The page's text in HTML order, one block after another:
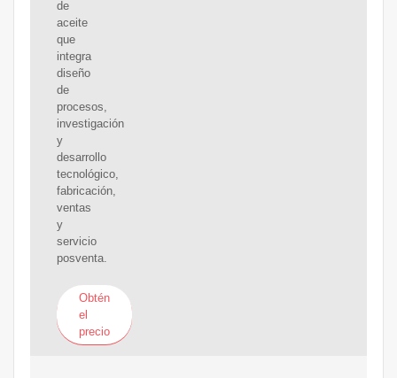
de
aceite
que
integra
diseño
de
procesos,
investigación
y
desarrollo
tecnológico,
fabricación,
ventas
y
servicio
posventa.
Obtén
el
precio